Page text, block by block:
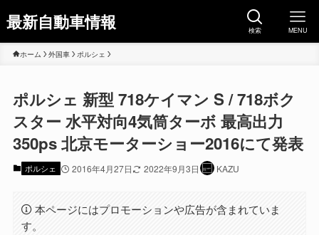
最新自動車情報 検索 MENU
ホーム 外国車 ポルシェ
ポルシェ 新型 718ケイマン S / 718ボク
スター 水平対向4気筒ターボ 最高出力
350ps 北京モーターショー2016にて発表
ポルシェ 2016年4月27日 2022年9月3日 KAZU
本ページにはプロモーションや広告が含まれていま
す。